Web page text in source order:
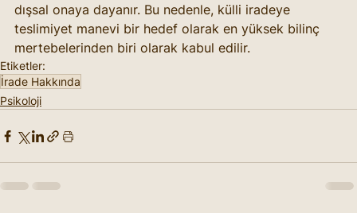
dışsal onaya dayanır. Bu nedenle, külli iradeye
teslimiyet manevi bir hedef olarak en yüksek bilinç
mertebelerinden biri olarak kabul edilir.
Etiketler:
İrade Hakkında
Psikoloji